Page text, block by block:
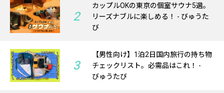
2
カップルOKの東京の個室サウナ5選。
リーズナブルに楽しめる！ - びゅうた
び
3
【男性向け】1泊2日国内旅行の持ち物
チェックリスト。必需品はこれ！ -
びゅうたび